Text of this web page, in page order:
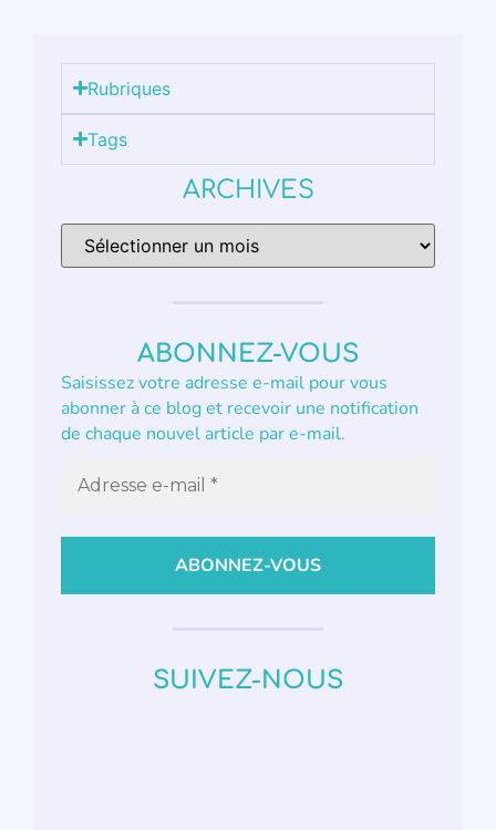
Rubriques
Tags
ARCHIVES
ABONNEZ-VOUS
Saisissez votre adresse e-mail pour vous
abonner à ce blog et recevoir une notification
de chaque nouvel article par e-mail.
SUIVEZ-NOUS